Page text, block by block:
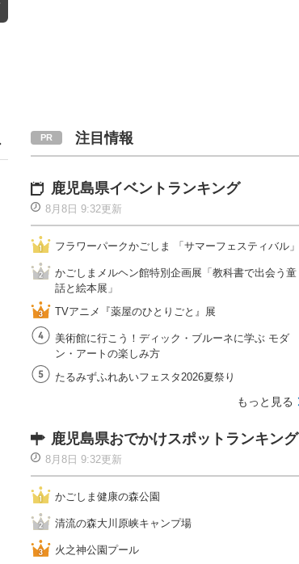
注目情報
鹿児島県イベントランキング
8月8日 9:32更新
フラワーパークかごしま 「サマーフェスティバル」
かごしまメルヘン館特別企画展「教科書で出会う童
話と絵本展」
TVアニメ『薬屋のひとりごと』展
美術館に行こう！ディック・ブルーネに学ぶ モダ
ン・アートの楽しみ方
たるみずふれあいフェスタ2026夏祭り
もっと見る
鹿児島県おでかけスポットランキング
8月8日 9:32更新
かごしま健康の森公園
清流の森大川原峡キャンプ場
火之神公園プール